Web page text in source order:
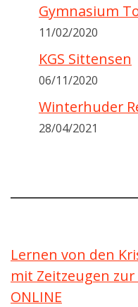
Gymnasium
11/02/2020
KGS Sittensen
06/11/2020
Winterhuder
28/04/2021
Lernen von den
mit Zeitzeugen zur
ONLINE